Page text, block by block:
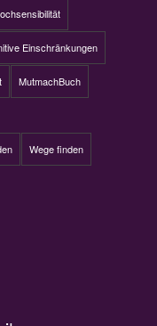
Einschränkungen
MutmachBuch
Wege finden